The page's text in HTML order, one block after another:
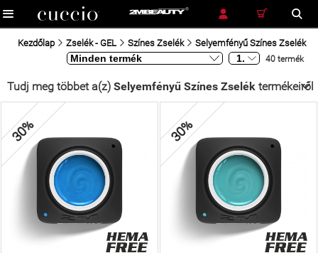
RÉSZLETES KERESÉS
Kezdőlap Zselék - GEL Színes Zselék Selyemfényű Színes Zselék
40 termék
Tudj meg többet a(z) Selyemfényű Színes Zselék termékeiről
30% 30%